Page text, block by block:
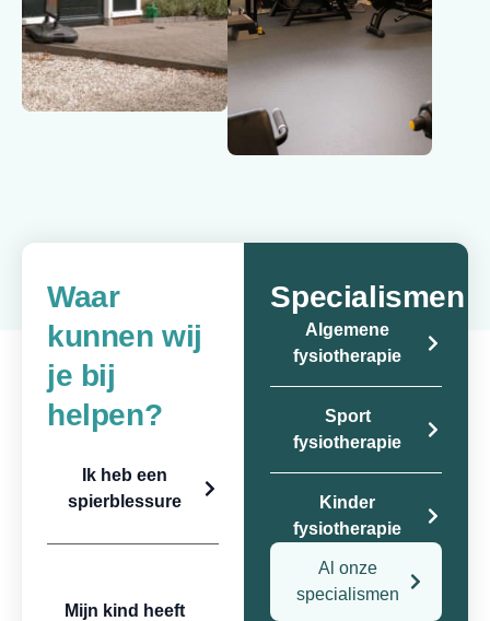
Waar
kunnen wij
je bij
helpen?
Ik heb een
spierblessure
Mijn kind heeft
Specialismen
Algemene
fysiotherapie
Sport
fysiotherapie
Kinder
fysiotherapie
Al onze
specialismen